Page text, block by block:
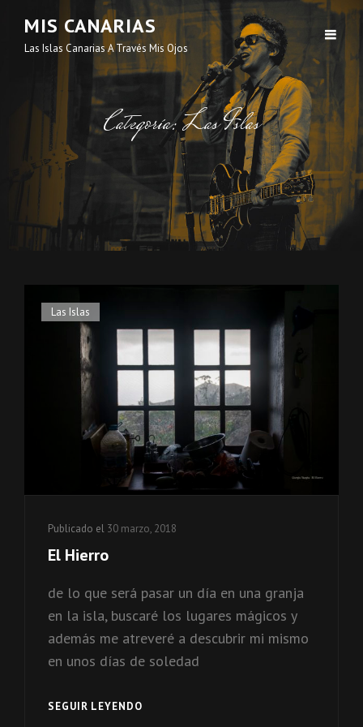
MIS CANARIAS
Las Islas Canarias A Través Mis Ojos
Categoría: Las Islas
Enlaces
categorías
Las Islas
Publicado el 30 marzo, 2018
El Hierro
de lo que será pasar un día en una granja
en la isla, buscaré los lugares mágicos y
además me atreveré a descubrir mi mismo
en unos días de soledad
SEGUIR LEYENDO